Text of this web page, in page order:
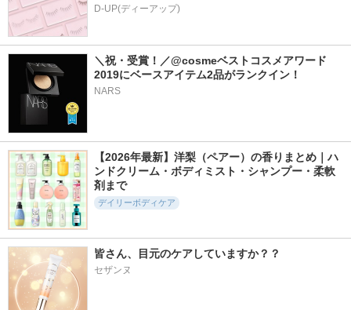
5.8
モアディーテ イノ
セントシフォンソー
プ サイレントハー
MOIDITE
MOIDITE MOIDITE
7.0
オハナ・マハロ フ
レグランスマッサー
ジミルク ピカケ ア
ウリィ
5.8
21件
4.5
D-UP(ディーアップ)
＼祝・受賞！／@cosmeベストコスメアワード
2019にベースアイテム2品がランクイン！
NARS
【2026年最新】洋梨（ペアー）の香りまとめ｜ハ
ンドクリーム・ボディミスト・シャンプー・柔軟
剤まで
デイリーボディケア
皆さん、目元のケアしていますか？？
セザンヌ